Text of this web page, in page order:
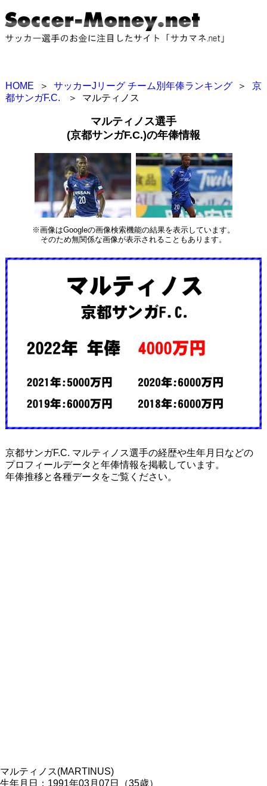
HOME ＞ サッカーJリーグ チーム別年俸ランキング ＞
京
都サンガF.C.
＞ マルティノス
マルティノス選手
(京都サンガF.C.)の年俸情報
※画像はGoogleの画像検索機能の結果を表示しています。
そのため無関係な画像が表示されることもあります。
京都サンガF.C. マルティノス選手の経歴や生年月日などの
プロフィールデータと年俸情報を掲載しています。
年俸推移と各種データをご覧ください。
マルティノス(MARTINUS)
生年月日：1991年03月07日（35歳）